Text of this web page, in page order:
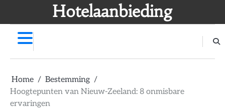
Hotelaanbieding
Home
Bestemming
Hoogtepunten van Nieuw-Zeeland: 8 onmisbare
ervaringen